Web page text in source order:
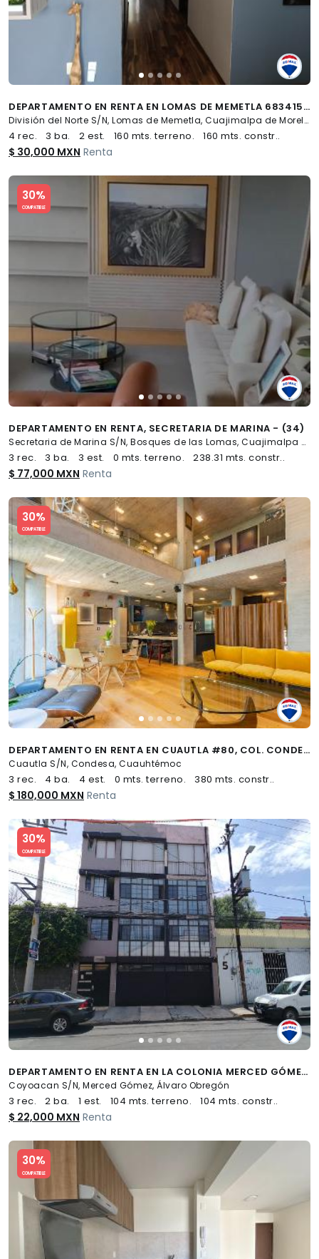
DEPARTAMENTO EN RENTA EN LOMAS DE MEMETLA 683415 - (34)
División del Norte S/N, Lomas de Memetla, Cuajimalpa de Morelos
4 rec. 3 ba. 2 est. 160 mts. terreno. 160 mts. constr..
$ 30,000 MXN Renta
30%
COMPATIBLE
Slide 1 of 5
DEPARTAMENTO EN RENTA, SECRETARIA DE MARINA - (34)
Secretaria de Marina S/N, Bosques de las Lomas, Cuajimalpa de Morelos
3 rec. 3 ba. 3 est. 0 mts. terreno. 238.31 mts. constr..
$ 77,000 MXN Renta
30%
COMPATIBLE
Slide 1 of 5
DEPARTAMENTO EN RENTA EN CUAUTLA #80, COL. CONDESA - (34)
Cuautla S/N, Condesa, Cuauhtémoc
3 rec. 4 ba. 4 est. 0 mts. terreno. 380 mts. constr..
$ 180,000 MXN Renta
30%
COMPATIBLE
Slide 1 of 5
DEPARTAMENTO EN RENTA EN LA COLONIA MERCED GÓMEZ - (34)
Coyoacan S/N, Merced Gómez, Álvaro Obregón
3 rec. 2 ba. 1 est. 104 mts. terreno. 104 mts. constr..
$ 22,000 MXN Renta
30%
COMPATIBLE
Slide 1 of 5